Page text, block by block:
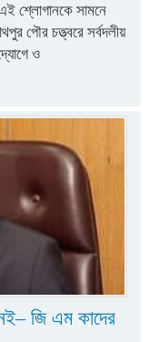
শ্লোগানকে সামনে
পৌর চত্ত্বরে সর্বদলীয়
ও
জি এম কাদের